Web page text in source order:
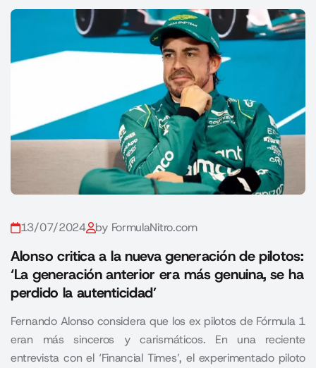
13/07/2024 by FormulaNitro.com
Alonso critica a la nueva generación de pilotos:
‘La generación anterior era más genuina, se ha
perdido la autenticidad’
Fernando Alonso considera que los ex pilotos de Fórmula 1
eran más sinceros y carismáticos. En una reciente
entrevista con el ‘Financial Times’, el experimentado piloto